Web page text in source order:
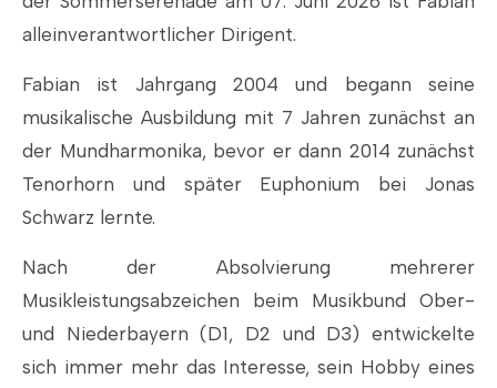
alleinverantwortlicher Dirigent.
Fabian ist Jahrgang 2004 und begann seine
musikalische Ausbildung mit 7 Jahren zunächst an
der Mundharmonika, bevor er dann 2014 zunächst
Tenorhorn und später Euphonium bei Jonas
Schwarz lernte.
Nach der Absolvierung mehrerer
Musikleistungsabzeichen beim Musikbund Ober-
und Niederbayern (D1, D2 und D3) entwickelte
sich immer mehr das Interesse, sein Hobby eines